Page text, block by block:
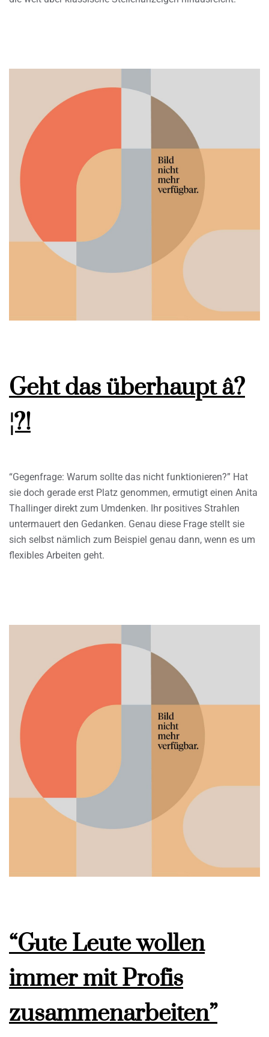
Geht das überhaupt â?
¦?!
“Gegenfrage: Warum sollte das nicht funktionieren?” Hat
sie doch gerade erst Platz genommen, ermutigt einen Anita
Thallinger direkt zum Umdenken. Ihr positives Strahlen
untermauert den Gedanken. Genau diese Frage stellt sie
sich selbst nämlich zum Beispiel genau dann, wenn es um
flexibles Arbeiten geht.
“Gute Leute wollen
immer mit Profis
zusammenarbeiten”